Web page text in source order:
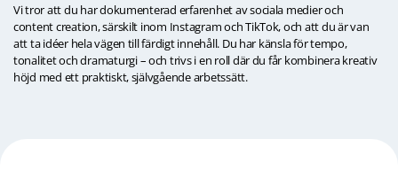
Vi tror att du har dokumenterad erfarenhet av sociala medier och
content creation, särskilt inom Instagram och TikTok, och att du är van
att ta idéer hela vägen till färdigt innehåll. Du har känsla för tempo,
tonalitet och dramaturgi – och trivs i en roll där du får kombinera kreativ
höjd med ett praktiskt, självgående arbetssätt.